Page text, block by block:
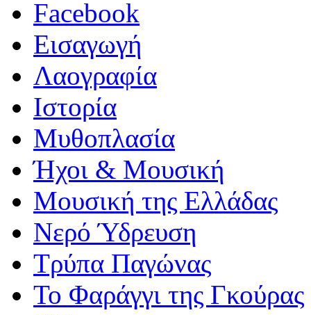
Facebook
Εισαγωγή
Λαογραφία
Ιστορία
Μυθοπλασία
Ήχοι & Μουσική
Μουσική της Ελλάδας
Νερό Ύδρευση
Τρύπα Παγώνας
Το Φαράγγι της Γκούρας